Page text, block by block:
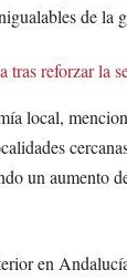
de la
reforzar la
local,
un
en